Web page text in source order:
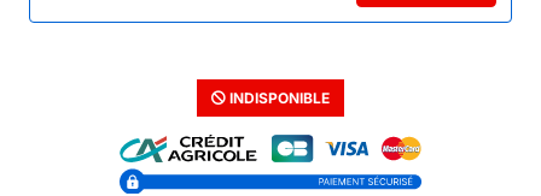
INDISPONIBLE